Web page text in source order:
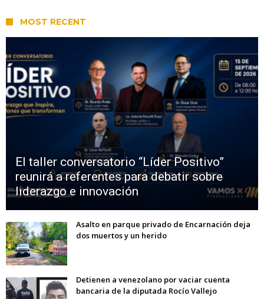
MOST RECENT
El taller conversatorio “Líder Positivo”
reunirá a referentes para debatir sobre
liderazgo e innovación
Asalto en parque privado de Encarnación deja
dos muertos y un herido
Detienen a venezolano por vaciar cuenta
bancaria de la diputada Rocío Vallejo